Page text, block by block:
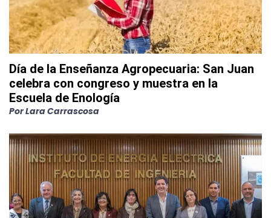
Día de la Enseñanza Agropecuaria: San Juan
celebra con congreso y muestra en la
Escuela de Enología
PorLara Carrascosa